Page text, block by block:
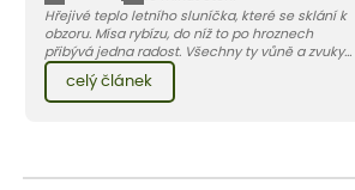
Hřejivé teplo letního sluníčka, které se sklání k
obzoru. Mísa rybízu, do níž to po hroznech
přibývá jedna radost. Všechny ty vůně a zvuky
červencové zahrady. Sklizeň rybízu do kuchyně
vnese neuvěřitelný klid a radost. A taky trochu
bezstarostnosti dětství při mlsání babiččina
celý článek